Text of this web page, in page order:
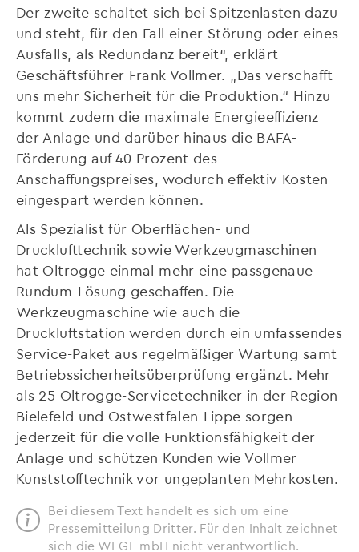
Der zweite schaltet sich bei Spitzenlasten dazu
und steht, für den Fall einer Störung oder eines
Ausfalls, als Redundanz bereit“, erklärt
Geschäftsführer Frank Vollmer. „Das verschafft
uns mehr Sicherheit für die Produktion.“ Hinzu
kommt zudem die maximale Energieeffizienz
der Anlage und darüber hinaus die BAFA-
Förderung auf 40 Prozent des
Anschaffungspreises, wodurch effektiv Kosten
eingespart werden können.
Als Spezialist für Oberflächen- und
Drucklufttechnik sowie Werkzeugmaschinen
hat Oltrogge einmal mehr eine passgenaue
Rundum-Lösung geschaffen. Die
Werkzeugmaschine wie auch die
Druckluftstation werden durch ein umfassendes
Service-Paket aus regelmäßiger Wartung samt
Betriebssicherheitsüberprüfung ergänzt. Mehr
als 25 Oltrogge-Servicetechniker in der Region
Bielefeld und Ostwestfalen-Lippe sorgen
jederzeit für die volle Funktionsfähigkeit der
Anlage und schützen Kunden wie Vollmer
Kunststofftechnik vor ungeplanten Mehrkosten.
Bei diesem Text handelt es sich um eine
Pressemitteilung Dritter. Für den Inhalt zeichnet
sich die WEGE mbH nicht verantwortlich.